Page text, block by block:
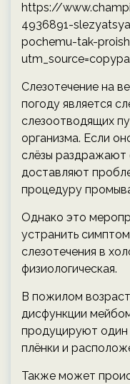
https://
4936891-
pochemu-tak-
Слезотечение на
погоду является
слезоотводящих
организма. Если
слёзы раздражают
доставляют
процедуру
Однако это
устранить
слезотечения в
физиологическая.
В пожилом
дисфункции
продуцируют один
плёнки и
Также может